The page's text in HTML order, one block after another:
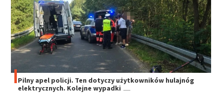
Pilny apel policji. Ten dotyczy użytkowników hulajnóg
elektrycznych. Kolejne wypadki